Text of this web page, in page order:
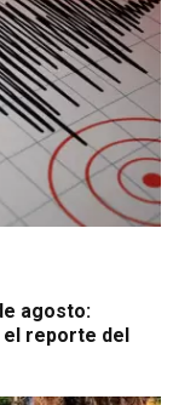
agosto:
reporte del